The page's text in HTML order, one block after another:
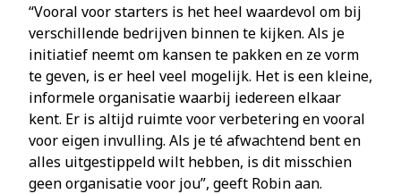
“Vooral voor starters is het heel waardevol om bij
verschillende bedrijven binnen te kijken. Als je
initiatief neemt om kansen te pakken en ze vorm
te geven, is er heel veel mogelijk. Het is een kleine,
informele organisatie waarbij iedereen elkaar
kent. Er is altijd ruimte voor verbetering en vooral
voor eigen invulling. Als je té afwachtend bent en
alles uitgestippeld wilt hebben, is dit misschien
geen organisatie voor jou”, geeft Robin aan.